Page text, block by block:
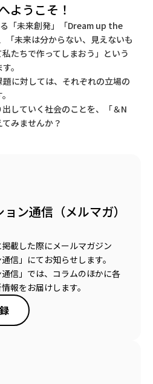
ようこそ！
「未来創発」「Dream up the
未来は分からない、見えないも
たちで作ってしまおう」という
。
に対しては、それぞれの立場の
していく社会のことを、「＆N
みませんか？
ン通信（メルマガ）
載した際にメールマガジン
信」にてお知らせします。
通信」では、コラムのほかに各
報をお届けします。